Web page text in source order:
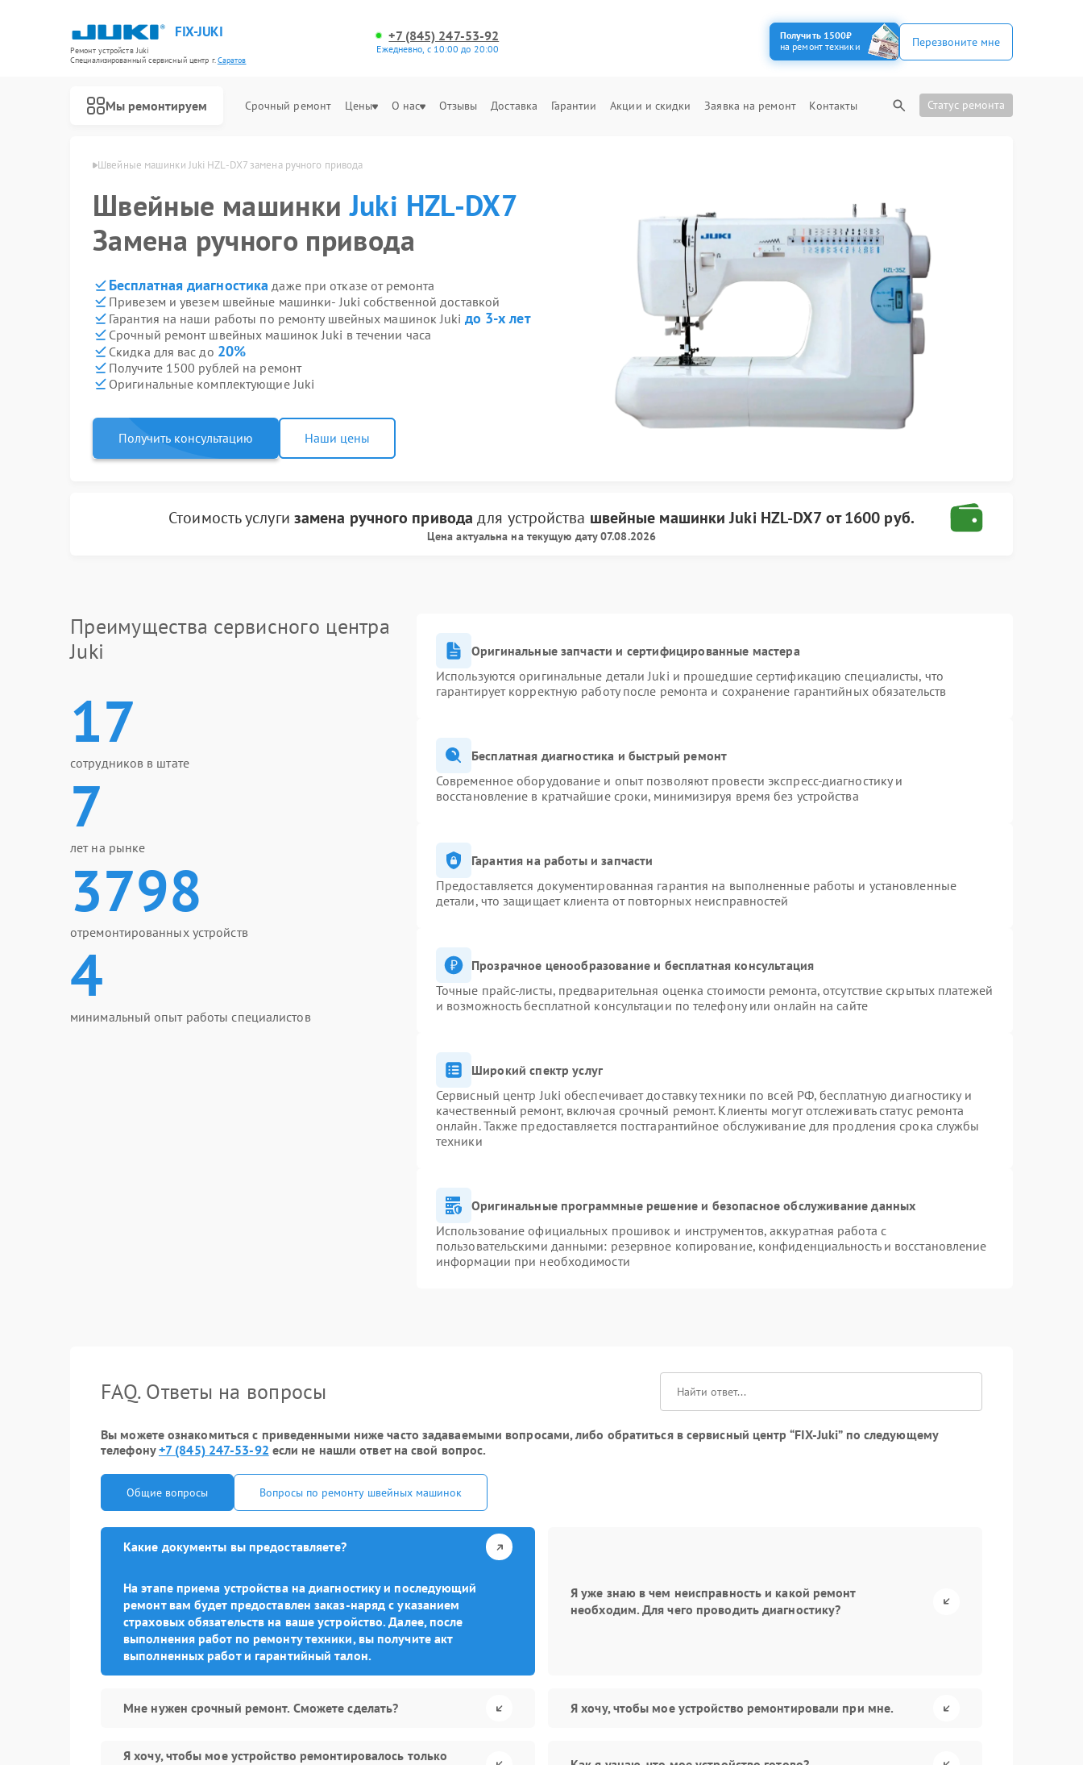
FIX-JUKI
Ремонт устройств Juki
Специализированный cервисный центр г.Саратов
+7 (845) 247-53-92
Ежедневно, с 10:00 до 20:00
Получить 1500₽
на ремонт техники
Перезвоните мне
Мы ремонтируем Срочный ремонт Цены О нас Отзывы Доставка Гарантии Акции и скидки Заявка на ремонт Контакты Статус ремонта
DX7 в Саратове Швейные машинки Juki HZL-DX7 замена ручного привода
Швейные машинкиJuki HZL-DX7
Замена ручного привода
Бесплатная диагностика даже при отказе от ремонта
Привезем и увезем швейные машинки- Juki собственной доставкой
Гарантия на наши работы по ремонту швейных машинок Juki до 3-х лет
Срочный ремонт швейных машинок Juki в течении часа
Скидка для вас до 20%
Получите 1500 рублей на ремонт
Оригинальные комплектующие Juki
Получить консультацию Наши цены
Стоимость услуги замена ручного привода для устройства швейные машинки Juki HZL-DX7от1600 руб.
Цена актуальна на текущую дату 07.08.2026
Преимущества сервисного центра
Juki
17
сотрудников в штате
7
лет на рынке
3798
отремонтированных устройств
4
минимальный опыт работы специалистов
Оригинальные запчасти и сертифицированные мастера
Используются оригинальные детали Juki и прошедшие сертификацию специалисты, что
гарантирует корректную работу после ремонта и сохранение гарантийных обязательств
Бесплатная диагностика и быстрый ремонт
Современное оборудование и опыт позволяют провести экспресс-диагностику и
восстановление в кратчайшие сроки, минимизируя время без устройства
Гарантия на работы и запчасти
Предоставляется документированная гарантия на выполненные работы и установленные
детали, что защищает клиента от повторных неисправностей
Прозрачное ценообразование и бесплатная консультация
Точные прайс-листы, предварительная оценка стоимости ремонта, отсутствие скрытых платежей
и возможность бесплатной консультации по телефону или онлайн на сайте
Широкий спектр услуг
Сервисный центр Juki обеспечивает доставку техники по всей РФ, бесплатную диагностику и
качественный ремонт, включая срочный ремонт. Клиенты могут отслеживать статус ремонта
онлайн. Также предоставляется постгарантийное обслуживание для продления срока службы
техники
Оригинальные программные решение и безопасное обслуживание данных
Использование официальных прошивок и инструментов, аккуратная работа с
пользовательскими данными: резервное копирование, конфиденциальность и восстановление
информации при необходимости
FAQ. Ответы на вопросы
Вы можете ознакомиться с приведенными ниже часто задаваемыми вопросами, либо обратиться в сервисный центр “FIX-Juki” по следующему
телефону+7 (845) 247-53-92 если не нашли ответ на свой вопрос.
Общие вопросы Вопросы по ремонту швейных машинок
Какие документы вы предоставляете?
На этапе приема устройства на диагностику и последующий
ремонт вам будет предоставлен заказ-наряд с указанием
страховых обязательств на ваше устройство. Далее, после
выполнения работ по ремонту техники, вы получите акт
выполненных работ и гарантийный талон.
Я уже знаю в чем неисправность и какой ремонт
необходим. Для чего проводить диагностику?
Мне нужен срочный ремонт. Сможете сделать? Я хочу, чтобы мое устройство ремонтировали при мне.
Я хочу, чтобы мое устройство ремонтировалось только